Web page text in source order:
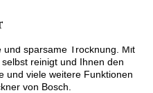
und sparsame Trocknung. Mit
reinigt und Ihnen den
und viele weitere Funktionen
von Bosch.